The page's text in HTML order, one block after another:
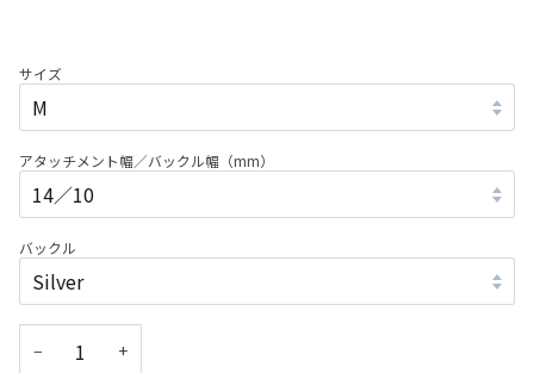
サイズ
アタッチメント幅／バックル幅（mm）
バックル
− +